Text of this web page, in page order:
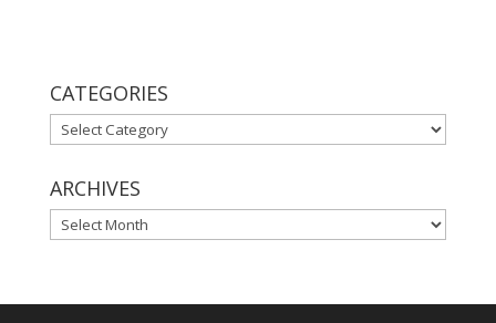
CATEGORIES
CATEGORIES
ARCHIVES
ARCHIVES